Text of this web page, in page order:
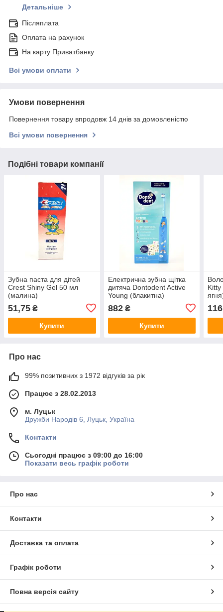
Детальніше
Післяплата
Оплата на рахунок
На карту Приватбанку
Всі умови оплати
Умови повернення
Повернення товару впродовж 14 днів за домовленістю
Всі умови повернення
Подібні товари компанії
Зубна паста для дітей
Crest Shiny Gel 50 мл
(малина)
51,75 ₴
Купити
Електрична зубна щітка
дитяча Dontodent Active
Young (блакитна)
882₴
Купити
Kitty
116
Про нас
99% позитивних з 1972 відгуків за рік
Працює з 28.02.2013
м. Луцьк
Дружби Народів 6, Луцьк, Україна
Контакти
Сьогодні працює з 09:00 до 16:00
Показати весь графік роботи
Про нас
Контакти
Доставка та оплата
Графік роботи
Повна версія сайту